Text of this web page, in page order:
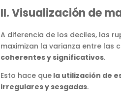
II. Visualización de
A diferencia de los deciles, las
maximizan la varianza entre las
coherentes y significativos.
Esto hace que la utilización de
irregulares y sesgadas.